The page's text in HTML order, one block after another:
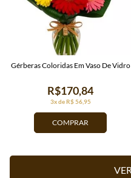
COMPRAR
3x de R$ 56,95
R$170,84
Gérberas Coloridas Em Vaso De Vidro